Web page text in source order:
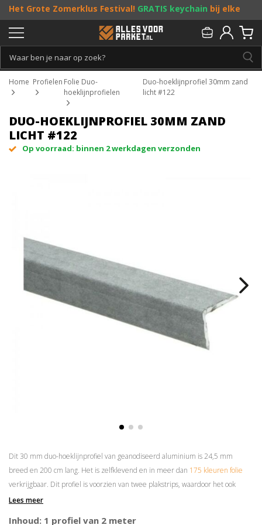
Het Grote Zomerklus Festival! GRATIS keychain bij elke
bestelling vanaf €25, entoffe acties! Doe je mee?
Persoonlijk & gratis advies:013 - 207 00 01
Home Profielen Folie Duo-
hoeklijnprofielen
Duo-hoeklijnprofiel 30mm zand
licht #122
DUO-HOEKLIJNPROFIEL 30MM ZAND
LICHT #122
Op voorraad: binnen 2 werkdagen verzonden
Dit 30 mm duo-hoeklijnprofiel van geanodiseerd aluminium is 24,5 mm
breed en 200 cm lang. Het is zelfklevend en in meer dan 175 kleuren folie
verkrijgbaar. Dit profiel is voorzien van twee plakstrips, waardoor het ook
andersom gemonteerd kan worden.
Superieure plakkracht
Lees meer
Inhoud: 1 profiel van 2 meter